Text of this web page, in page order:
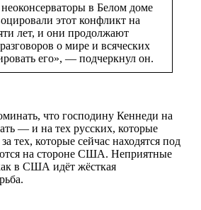
в Белом доме
этот конфликт на
лет, и они продолжают
о мире и всяческих
его», — подчеркнул он.
что господину Кеннеди на
— и на тех русских, которые
тех, которые сейчас находятся под
на стороне США. Неприятные
в США идёт жёсткая